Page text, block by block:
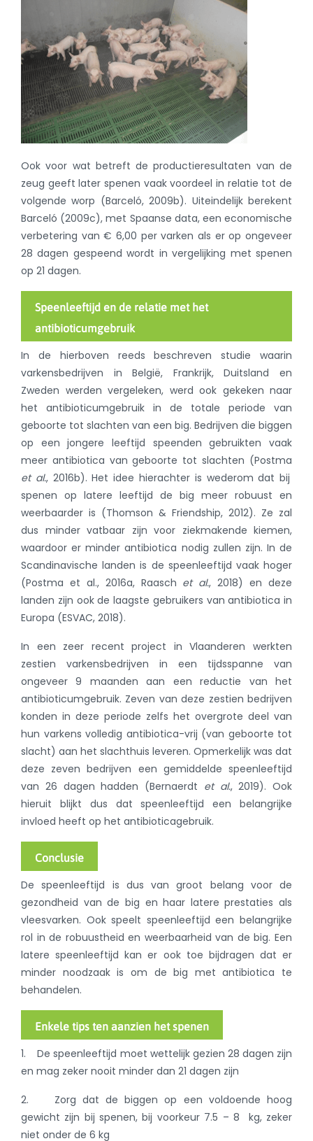
Ook voor wat betreft de productieresultaten van de
zeug geeft later spenen vaak voordeel in relatie tot de
volgende worp (Barceló, 2009b). Uiteindelijk berekent
Barceló (2009c), met Spaanse data, een economische
verbetering van € 6,00 per varken als er op ongeveer
28 dagen gespeend wordt in vergelijking met spenen
op 21 dagen.
Speenleeftijd en de relatie met het
antibioticumgebruik
In de hierboven reeds beschreven studie waarin
varkensbedrijven in België, Frankrijk, Duitsland en
Zweden werden vergeleken, werd ook gekeken naar
het antibioticumgebruik in de totale periode van
geboorte tot slachten van een big. Bedrijven die biggen
op een jongere leeftijd speenden gebruikten vaak
meer antibiotica van geboorte tot slachten (Postma
et al., 2016b). Het idee hierachter is wederom dat bij
spenen op latere leeftijd de big meer robuust en
weerbaarder is (Thomson & Friendship, 2012). Ze zal
dus minder vatbaar zijn voor ziekmakende kiemen,
waardoor er minder antibiotica nodig zullen zijn. In de
Scandinavische landen is de speenleeftijd vaak hoger
(Postma et al., 2016a, Raasch et al., 2018) en deze
landen zijn ook de laagste gebruikers van antibiotica in
Europa (ESVAC, 2018).
In een zeer recent project in Vlaanderen werkten
zestien varkensbedrijven in een tijdsspanne van
ongeveer 9 maanden aan een reductie van het
antibioticumgebruik. Zeven van deze zestien bedrijven
konden in deze periode zelfs het overgrote deel van
hun varkens volledig antibiotica-vrij (van geboorte tot
slacht) aan het slachthuis leveren. Opmerkelijk was dat
deze zeven bedrijven een gemiddelde speenleeftijd
van 26 dagen hadden (Bernaerdt et al., 2019). Ook
hieruit blijkt dus dat speenleeftijd een belangrijke
invloed heeft op het antibioticagebruik.
Conclusie
De speenleeftijd is dus van groot belang voor de
gezondheid van de big en haar latere prestaties als
vleesvarken. Ook speelt speenleeftijd een belangrijke
rol in de robuustheid en weerbaarheid van de big. Een
latere speenleeftijd kan er ook toe bijdragen dat er
minder noodzaak is om de big met antibiotica te
behandelen.
Enkele tips ten aanzien het spenen
1. De speenleeftijd moet wettelijk gezien 28 dagen zijn
en mag zeker nooit minder dan 21 dagen zijn
2. Zorg dat de biggen op een voldoende hoog
gewicht zijn bij spenen, bij voorkeur 7.5 – 8 kg, zeker
niet onder de 6 kg